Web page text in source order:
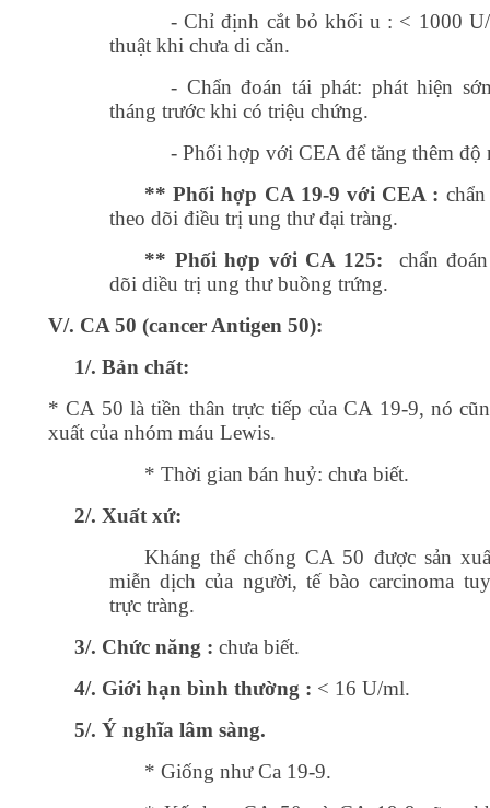
- Chỉ định cắt bỏ khối u : < 1000
thuật khi chưa di căn.
- Chẩn đoán tái phát: phát hiện
tháng trước khi có triệu chứng.
- Phối hợp với CEA để tăng thêm độ
** Phối hợp CA 19-9 với CEA :
theo dõi điều trị ung thư đại tràng.
** Phối hợp với CA 125: chẩn
dõi diều trị ung thư buồng trứng.
V/. CA 50 (cancer Antigen 50):
1/. Bản chất:
* CA 50 là tiền thân trực tiếp của CA 19-9, nó
xuất của nhóm máu Lewis.
* Thời gian bán huỷ: chưa biết.
2/. Xuất xứ:
Kháng thể chống CA 50 được sản
miễn dịch của người, tế bào carcinoma
trực tràng.
3/. Chức năng : chưa biết.
4/. Giới hạn bình thường : < 16 U/ml.
5/. Ý nghĩa lâm sàng.
* Giống như Ca 19-9.